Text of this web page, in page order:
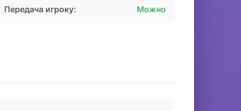
Передача игроку: Можно